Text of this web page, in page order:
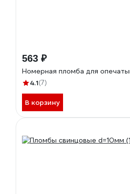
563 ₽
Номерная пломба для
4.1(7)
В корзину